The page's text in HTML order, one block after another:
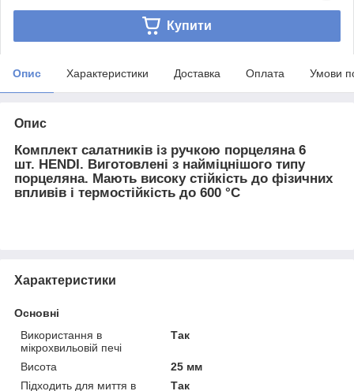
Купити
Опис Характеристики Доставка Оплата Умови
Опис
Комплект салатників із ручкою порцеляна 6
шт. HENDI. Виготовлені з найміцнішого типу
порцеляна. Мають високу стійкість до фізичних
впливів і термостійкість до 600 °C
Характеристики
Основні
Використання в
мікрохвильовій печі
Так
Висота
25 мм
Підходить для миття в
Так